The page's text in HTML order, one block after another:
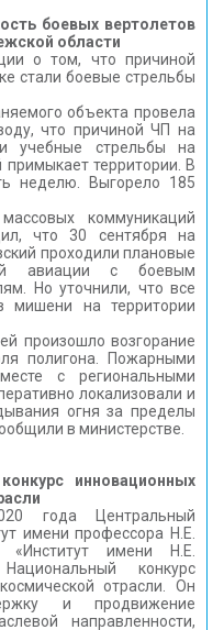
боевых вертолетов
области
о том, что причиной
стали боевые стрельбы
объекта провела
что причиной ЧП на
учебные стрельбы на
территории. В
неделю. Выгорело 185
коммуникаций
что 30 сентября на
проходили плановые
авиации с боевым
Но уточнили, что все
мишени на территории
произошло возгорание
полигона. Пожарными
с региональными
локализовали и
огня за пределы
в министерстве.
инновационных
года Центральный
имени профессора Н.Е.
имени Н.Е.
конкурс
отрасли. Он
и продвижение
направленности,